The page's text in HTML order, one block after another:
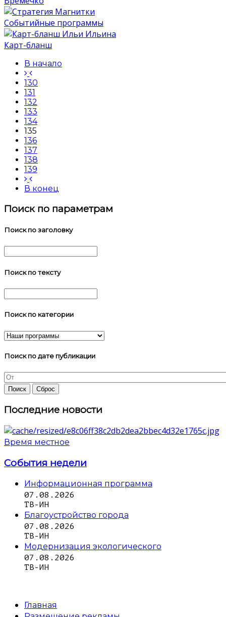
Событийные программы
Карт-бланш
В начало
130
131
132
133
134
135
136
137
138
139
В конец
Поиск по параметрам
Поиск по заголовку
Поиск по тексту
Поиск по категории
Поиск по дате публикации
Последние новости
Время местное
События недели
Информационная программа
07.08.2026
ТВ-ИН
Благоустройство города
07.08.2026
ТВ-ИН
Модернизация экологического
07.08.2026
ТВ-ИН
Главная